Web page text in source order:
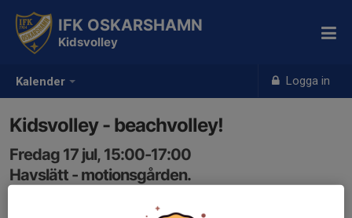
Kalender Logga in
IFK OSKARSHAMN
Kidsvolley
Kidsvolley - beachvolley!
Fredag 17 jul, 15:00-17:00
Havslätt - motionsgården.